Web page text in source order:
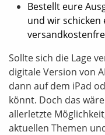
Bestellt eure
und wir schicken
Sollte sich die Lage
digitale Version von
dann auf dem iPad
könnt. Doch das
allerletzte
aktuellen Themen